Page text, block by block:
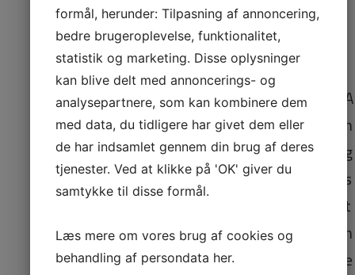
A
n
g
s
t
h
e
formål, herunder: Tilpasning af annoncering,
bedre brugeroplevelse, funktionalitet,
statistik og marketing. Disse oplysninger
kan blive delt med annoncerings- og
analysepartnere, som kan kombinere dem
med data, du tidligere har givet dem eller
de har indsamlet gennem din brug af deres
tjenester. Ved at klikke på 'OK' giver du
samtykke til disse formål.
Læs mere om vores brug af cookies og
behandling af persondata her.